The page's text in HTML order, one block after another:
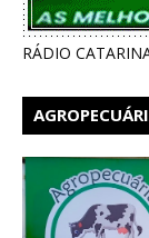
RÁDIO